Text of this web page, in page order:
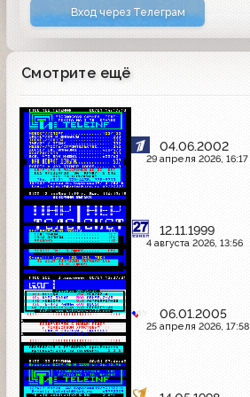
Вход через Телеграм
Смотрите ещё
04.06.2002
29 апреля 2026, 16:17
12.11.1999
4 августа 2026, 13:56
06.01.2005
25 апреля 2026, 17:58